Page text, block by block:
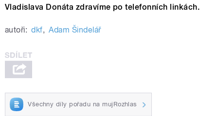
Vladislava Donáta zdravíme po telefonních linkách.
autoři: dkf, Adam Šindelář
Všechny díly pořadu na mujRozhlas